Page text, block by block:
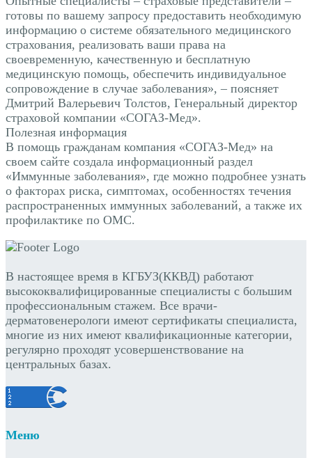
готовы по вашему запросу предоставить необходимую
информацию о системе обязательного медицинского
страхования, реализовать ваши права на
своевременную, качественную и бесплатную
медицинскую помощь, обеспечить индивидуальное
сопровождение в случае заболевания», – поясняет
Дмитрий Валерьевич Толстов, Генеральный директор
страховой компании «СОГАЗ-Мед».
Полезная информация
В помощь гражданам компания «СОГАЗ-Мед» на
своем сайте создала информационный раздел
«Иммунные заболевания», где можно подробнее узнать
о факторах риска, симптомах, особенностях течения
распространенных иммунных заболеваний, а также их
профилактике по ОМС.
В настоящее время в КГБУЗ(ККВД) работают
высококвалифицированные специалисты с большим
профессиональным стажем. Все врачи-
дерматовенерологи имеют сертификаты специалиста,
многие из них имеют квалификационные категории,
регулярно проходят усовершенствование на
центральных базах.
Меню